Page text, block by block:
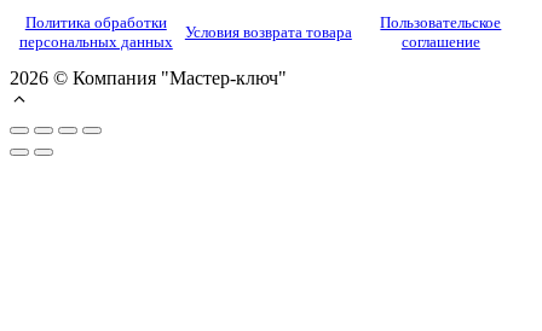
Политика обработки
персональных данных
Условия возврата товара
Пользовательское
соглашение
2026 © Компания "Мастер-ключ"